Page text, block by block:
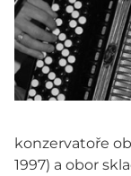
konzervatoře
1997) a obor